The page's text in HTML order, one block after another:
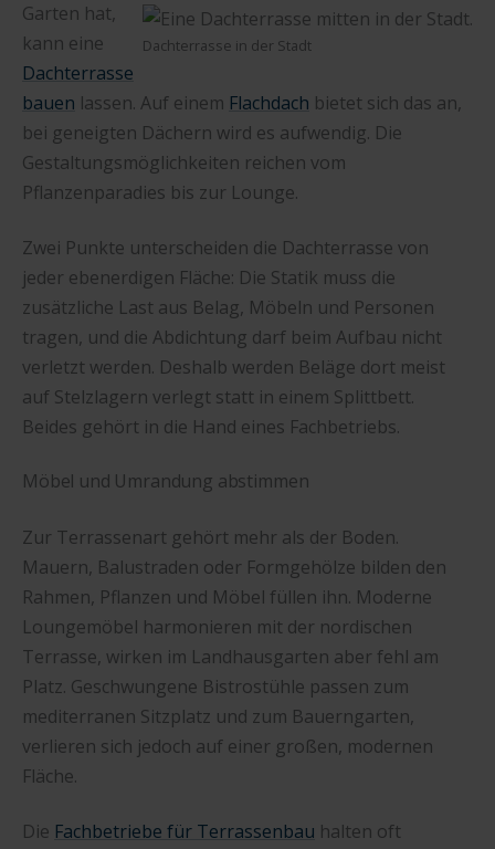
Dachterrasse in der Stadt
Garten hat,
kann eine
Dachterrasse
bauen lassen. Auf einem Flachdach bietet sich das an,
bei geneigten Dächern wird es aufwendig. Die
Gestaltungsmöglichkeiten reichen vom
Pflanzenparadies bis zur Lounge.
Zwei Punkte unterscheiden die Dachterrasse von
jeder ebenerdigen Fläche: Die Statik muss die
zusätzliche Last aus Belag, Möbeln und Personen
tragen, und die Abdichtung darf beim Aufbau nicht
verletzt werden. Deshalb werden Beläge dort meist
auf Stelzlagern verlegt statt in einem Splittbett.
Beides gehört in die Hand eines Fachbetriebs.
Möbel und Umrandung abstimmen
Zur Terrassenart gehört mehr als der Boden.
Mauern, Balustraden oder Formgehölze bilden den
Rahmen, Pflanzen und Möbel füllen ihn. Moderne
Loungemöbel harmonieren mit der nordischen
Terrasse, wirken im Landhausgarten aber fehl am
Platz. Geschwungene Bistrostühle passen zum
mediterranen Sitzplatz und zum Bauerngarten,
verlieren sich jedoch auf einer großen, modernen
Fläche.
Die Fachbetriebe für Terrassenbau halten oft